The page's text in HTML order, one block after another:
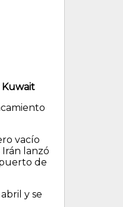
Kuwait
vacío
lanzó
de
y se